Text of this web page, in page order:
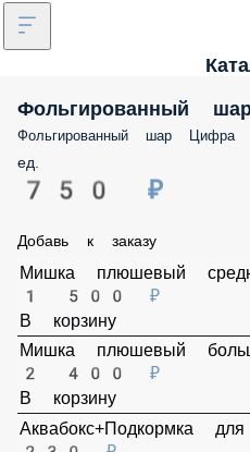
Фольгированный
Фольгированный шар
ед.
750 ₽
Добавь к заказу
Мишка плюшевый
1 500 ₽
В корзину
Мишка плюшевый
2 400 ₽
В корзину